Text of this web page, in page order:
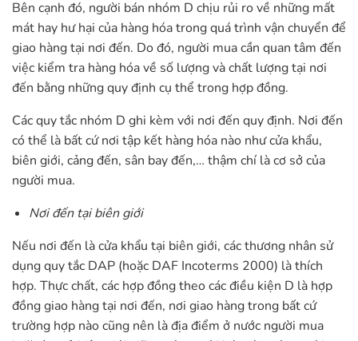
Bên cạnh đó, người bán nhóm D chịu rủi ro về những mất
mát hay hư hại của hàng hóa trong quá trình vận chuyển để
giao hàng tại nơi đến. Do đó, người mua cần quan tâm đến
việc kiểm tra hàng hóa về số lượng và chất lượng tại nơi
đến bằng những quy định cụ thể trong hợp đồng.
Các quy tắc nhóm D ghi kèm với nơi đến quy định. Nơi đến
có thể là bất cứ nơi tập kết hàng hóa nào như cửa khẩu,
biên giới, cảng đến, sân bay đến,… thậm chí là cơ sở của
người mua.
Nơi đến tại biên giới
Nếu nơi đến là cửa khẩu tại biên giới, các thương nhân sử
dụng quy tắc DAP (hoặc DAF Incoterms 2000) là thích
hợp. Thực chất, các hợp đồng theo các điều kiện D là hợp
đồng giao hàng tại nơi đến, nơi giao hàng trong bất cứ
trường hợp nào cũng nên là địa điểm ở nước người mua